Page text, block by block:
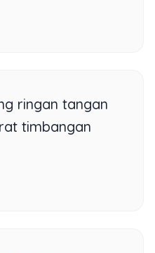
ringan tangan
timbangan